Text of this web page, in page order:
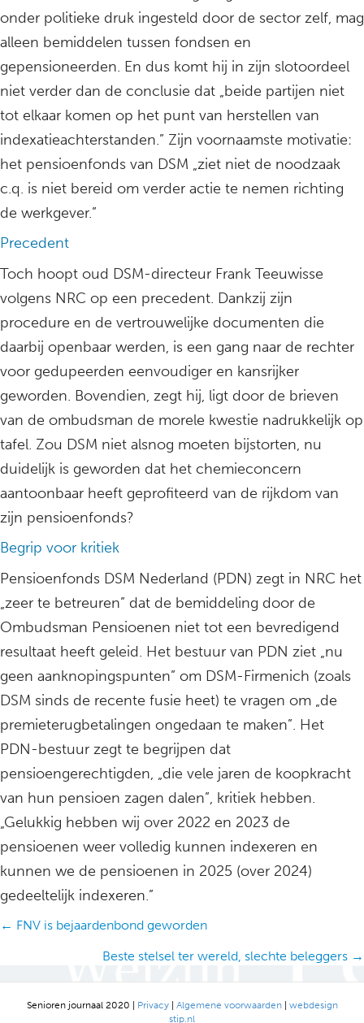
onder politieke druk ingesteld door de sector zelf, mag
alleen bemiddelen tussen fondsen en
gepensioneerden. En dus komt hij in zijn slotoordeel
niet verder dan de conclusie dat „beide partijen niet
tot elkaar komen op het punt van herstellen van
indexatieachterstanden.” Zijn voornaamste motivatie:
het pensioenfonds van DSM „ziet niet de noodzaak
c.q. is niet bereid om verder actie te nemen richting
de werkgever.”
Precedent
Toch hoopt oud DSM-directeur Frank Teeuwisse
volgens NRC op een precedent. Dankzij zijn
procedure en de vertrouwelijke documenten die
daarbij openbaar werden, is een gang naar de rechter
voor gedupeerden eenvoudiger en kansrijker
geworden. Bovendien, zegt hij, ligt door de brieven
van de ombudsman de morele kwestie nadrukkelijk op
tafel. Zou DSM niet alsnog moeten bijstorten, nu
duidelijk is geworden dat het chemieconcern
aantoonbaar heeft geprofiteerd van de rijkdom van
zijn pensioenfonds?
Begrip voor kritiek
Pensioenfonds DSM Nederland (PDN) zegt in NRC het
„zeer te betreuren” dat de bemiddeling door de
Ombudsman Pensioenen niet tot een bevredigend
resultaat heeft geleid. Het bestuur van PDN ziet „nu
geen aanknopingspunten” om DSM-Firmenich (zoals
DSM sinds de recente fusie heet) te vragen om „de
premieterugbetalingen ongedaan te maken”. Het
PDN-bestuur zegt te begrijpen dat
pensioengerechtigden, „die vele jaren de koopkracht
van hun pensioen zagen dalen”, kritiek hebben.
„Gelukkig hebben wij over 2022 en 2023 de
pensioenen weer volledig kunnen indexeren en
kunnen we de pensioenen in 2025 (over 2024)
gedeeltelijk indexeren.”
Posts
← FNV is bejaardenbond geworden
Beste stelsel ter wereld, slechte beleggers →
Senioren journaal 2020 | Privacy| Algemene voorwaarden| webdesign
stip.nl